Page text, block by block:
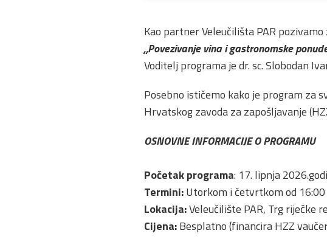
Kao partner Veleučilišta PAR
„Povezivanje vina i gastronomske
Voditelj programa je dr. sc. Slobodan
Posebno ističemo kako je program za
Hrvatskog zavoda za zapošljavanje
OSNOVNE INFORMACIJE O PROGRAMU
Početak programa: 17. lipnja
Termini:Utorkom i četvrtkom od
Lokacija:Veleučilište PAR, Trg riječke
Cijena:Besplatno (financira HZZ